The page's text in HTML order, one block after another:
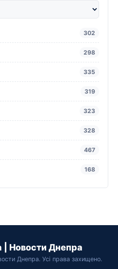
302
298
335
319
323
328
467
168
| Новости Днепра
Днепра. Усі права захищено.